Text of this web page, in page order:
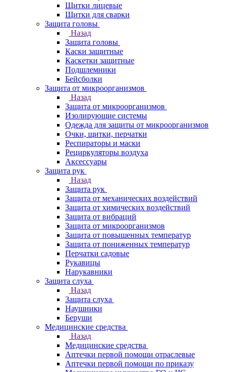
Щитки лицевые
Щитки для сварки
Защита головы
Назад
Защита головы
Каски защитные
Каскетки защитные
Подшлемники
Бейсболки
Защита от микроорганизмов
Назад
Защита от микроорганизмов
Изолирующие системы
Одежда для защиты от микроорганизмов
Очки, щитки, перчатки
Респираторы и маски
Рециркуляторы воздуха
Аксессуары
Защита рук
Назад
Защита рук
Защита от механических воздействий
Защита от химических воздействий
Защита от вибраций
Защита от микроорганизмов
Защита от повышенных температур
Защита от пониженных температур
Перчатки садовые
Рукавицы
Нарукавники
Защита слуха
Назад
Защита слуха
Наушники
Беруши
Медицинские средства
Назад
Медицинские средства
Аптечки первой помощи отраслевые
Аптечки первой помощи по приказу